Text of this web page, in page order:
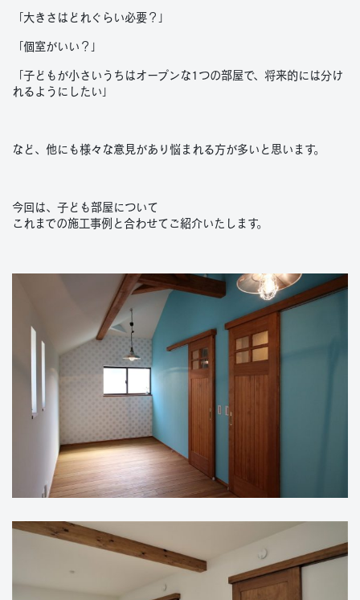
「大きさはどれぐらい必要？」
「個室がいい？」
「子どもが小さいうちはオープンな1つの部屋で、将来的には分け
れるようにしたい」
など、他にも様々な意見があり悩まれる方が多いと思います。
今回は、子ども部屋について
これまでの施工事例と合わせてご紹介いたします。